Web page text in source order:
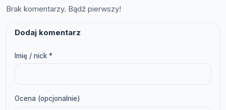
Brak komentarzy. Bądź pierwszy!
Dodaj komentarz
Imię / nick *
Ocena (opcjonalnie)